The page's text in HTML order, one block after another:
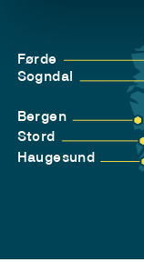
Førde
Sogndal
Bergen
Stord
Haugesund